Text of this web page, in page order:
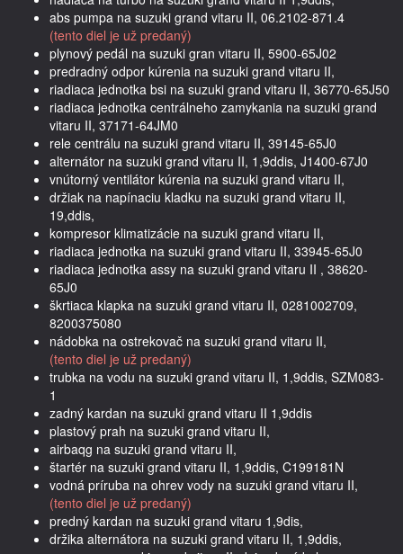
abs pumpa na suzuki grand vitaru II, 06.2102-871.4
(tento diel je už predaný)
plynový pedál na suzuki gran vitaru II, 5900-65J02
predradný odpor kúrenia na suzuki grand vitaru II,
riadiaca jednotka bsi na suzuki grand vitaru II, 36770-65J50
riadiaca jednotka centrálneho zamykania na suzuki grand
vitaru II, 37171-64JM0
rele centrálu na suzuki grand vitaru II, 39145-65J0
alternátor na suzuki grand vitaru II, 1,9ddis, J1400-67J0
vnútorný ventilátor kúrenia na suzuki grand vitaru II,
držiak na napínaciu kladku na suzuki grand vitaru II,
19,ddis,
kompresor klimatizácie na suzuki grand vitaru II,
riadiaca jednotka na suzuki grand vitaru II, 33945-65J0
riadiaca jednotka assy na suzuki grand vitaru II , 38620-
65J0
škrtiaca klapka na suzuki grand vitaru II, 0281002709,
8200375080
nádobka na ostrekovač na suzuki grand vitaru II,
(tento diel je už predaný)
trubka na vodu na suzuki grand vitaru II, 1,9ddis, SZM083-
1
zadný kardan na suzuki grand vitaru II 1,9ddis
plastový prah na suzuki grand vitaru II,
airbaqg na suzuki grand vitaru II,
štartér na suzuki grand vitaru II, 1,9ddis, C199181N
vodná príruba na ohrev vody na suzuki grand vitaru II,
(tento diel je už predaný)
predný kardan na suzuki grand vitaru 1,9dis,
držika alternátora na suzuki grand vitaru II, 1,9ddis,